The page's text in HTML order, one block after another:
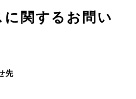
関するお問い
先